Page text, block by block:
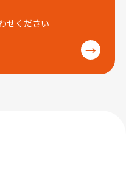
せください
→